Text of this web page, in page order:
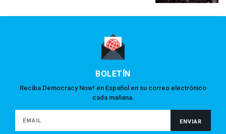
BOLETÍN
Reciba Democracy Now! en Español en su correo electrónico
cada mañana.